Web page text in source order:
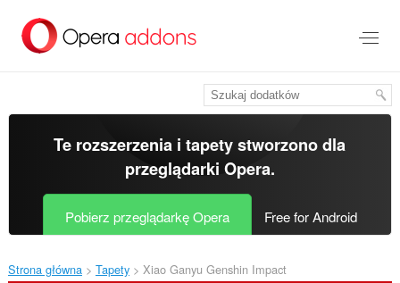
treści
Te rozszerzenia i tapety stworzono dla
przeglądarki Opera.
Pobierz przeglądarkę Opera Free for Android
Strona główna Tapety Xiao Ganyu Genshin Impact‎